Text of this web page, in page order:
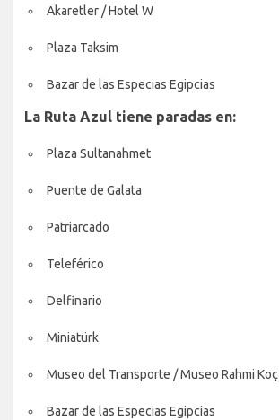
Akaretler / Hotel W
Plaza Taksim
Bazar de las Especias Egipcias
La Ruta Azul tiene paradas en:
Plaza Sultanahmet
Puente de Galata
Patriarcado
Teleférico
Delfinario
Miniatürk
Museo del Transporte / Museo Rahmi Koç
Bazar de las Especias Egipcias